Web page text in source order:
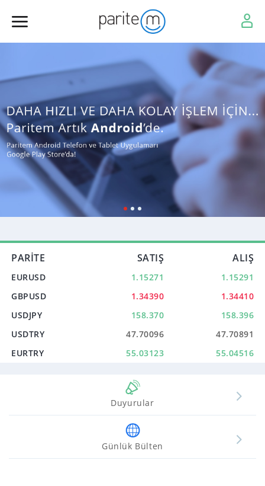
PARİTE SATIŞ ALIŞ
EURUSD 1.15271
1.15291
GBPUSD
1.34390
1.34410
USDJPY
158.370
158.396
USDTRY
47.70096
47.70891
EURTRY
55.03123 55.04516
Duyurular
Günlük Bülten